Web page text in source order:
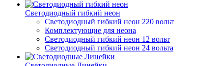
Светодиодный гибкий неон
Светодиодный гибкий неон 220 вольт
Комплектующие для неона
Светодиодный гибкий неон 12 вольт
Светодиодный гибкий неон 24 вольта